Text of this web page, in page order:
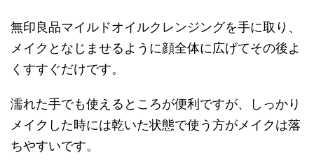
無印良品マイルドオイルクレンジングを手に取り、
メイクとなじませるように顔全体に広げてその後よ
くすすぐだけです。
濡れた手でも使えるところが便利ですが、しっかり
メイクした時には乾いた状態で使う方がメイクは落
ちやすいです。